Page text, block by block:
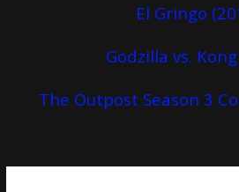
El Gringo
Godzilla vs.
The Outpost Season 3